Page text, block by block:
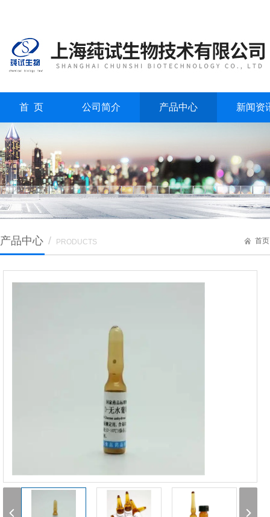
首 页 公司简介 产品中心 新闻资
产品中心 / PRODUCTS 首页